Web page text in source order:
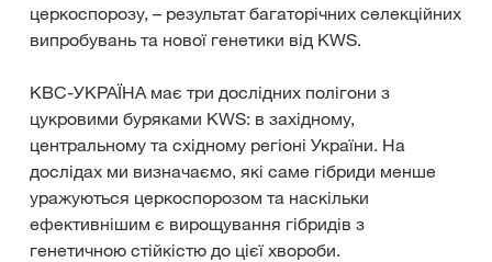
церкоспорозу, – результат багаторічних селекційних
випробувань та нової генетики від KWS.
КВС-УКРАЇНА має три дослідних полігони з
цукровими буряками KWS: в західному,
центральному та східному регіоні України. На
дослідах ми визначаємо, які саме гібриди менше
уражуються церкоспорозом та наскільки
ефективнішим є вирощування гібридів з
генетичною стійкістю до цієї хвороби.